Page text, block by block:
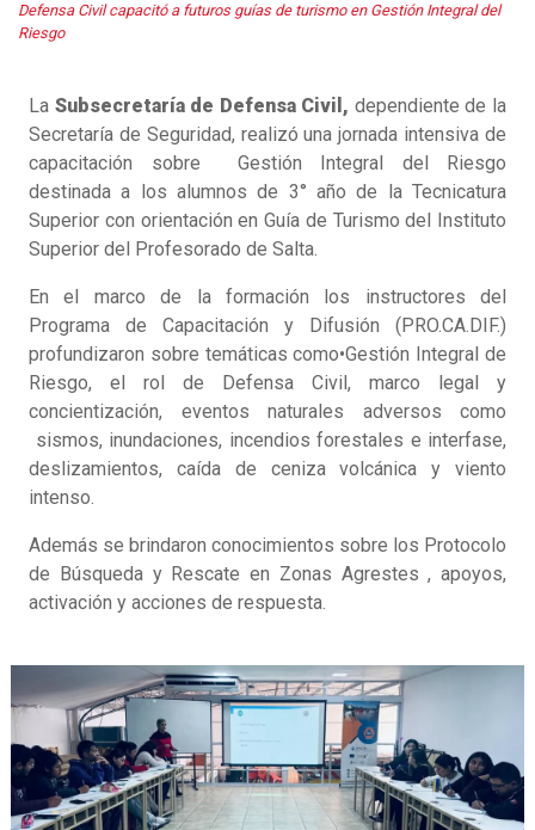
Defensa Civil capacitó a futuros guías de turismo en Gestión Integral del
Riesgo
La Subsecretaría de Defensa Civil, dependiente de la
Secretaría de Seguridad, realizó una jornada intensiva de
capacitación sobre Gestión Integral del Riesgo
destinada a los alumnos de 3° año de la Tecnicatura
Superior con orientación en Guía de Turismo del Instituto
Superior del Profesorado de Salta.
En el marco de la formación los instructores del
Programa de Capacitación y Difusión (PRO.CA.DIF.)
profundizaron sobre temáticas como•Gestión Integral de
Riesgo, el rol de Defensa Civil, marco legal y
concientización, eventos naturales adversos como
sismos, inundaciones, incendios forestales e interfase,
deslizamientos, caída de ceniza volcánica y viento
intenso.
Además se brindaron conocimientos sobre los Protocolo
de Búsqueda y Rescate en Zonas Agrestes , apoyos,
activación y acciones de respuesta.